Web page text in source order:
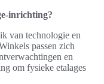
inrichting?
van technologie en
passen zich
en
om fysieke etalages